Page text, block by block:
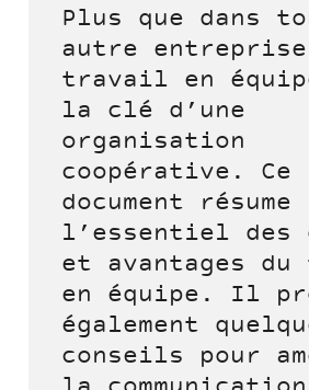
Plus que dans
autre
travail en
la clé d’une
organisation
coopérative. Ce
document résume
l’essentiel des
et avantages
en équipe. Il
également
conseils pour